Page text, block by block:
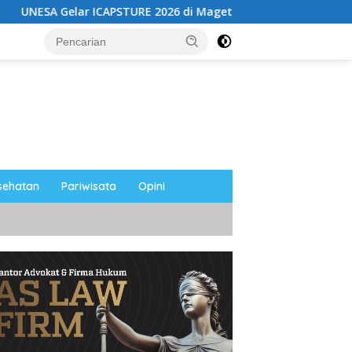
ICAPSTURE 2026 di Magetan, Dorong Inovasi untuk Masa
Pariwisata Opini